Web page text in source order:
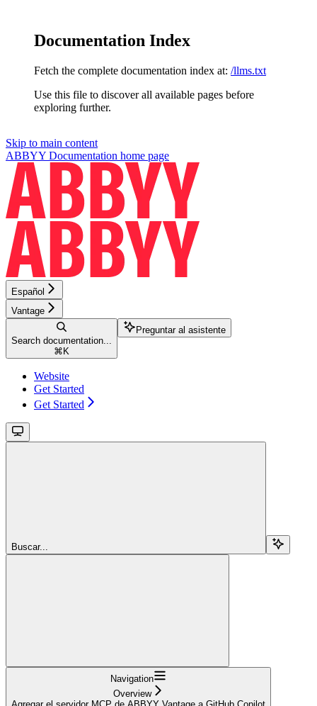
Documentation Index
Fetch the complete documentation index at: /llms.txt
Use this file to discover all available pages before
exploring further.
Skip to main content
ABBYY Documentation home page
Español
Vantage
Search documentation...
⌘ K
Preguntar al asistente
Website
Get Started
Get Started
Buscar...
Navigation
Overview